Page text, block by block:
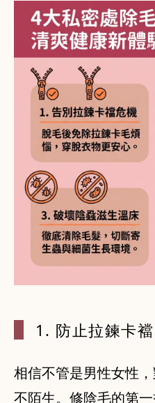
1. 防止拉鍊卡襠
相信不管是男性女性
不陌生。修陰毛的第